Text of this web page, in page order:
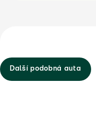
Další podobná auta